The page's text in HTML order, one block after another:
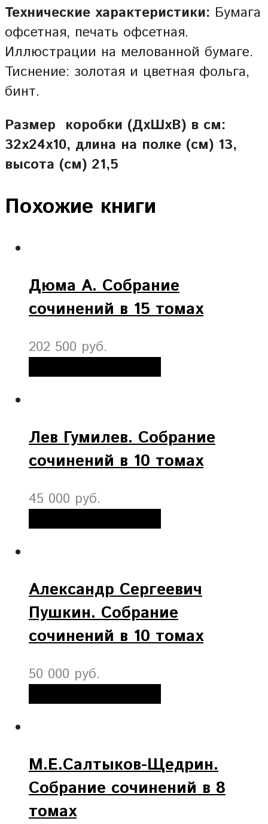
Технические характеристики: Бумага
офсетная, печать офсетная.
Иллюстрации на мелованной бумаге.
Тиснение: золотая и цветная фольга,
бинт.
Размер коробки (ДхШхВ) в см:
32х24х10, длина на полке (см) 13,
высота (см) 21,5
Похожие книги
Дюма А. Собрание
сочинений в 15 томах
202 500 руб.
Лев Гумилев. Собрание
сочинений в 10 томах
45 000 руб.
Александр Сергеевич
Пушкин. Собрание
сочинений в 10 томах
50 000 руб.
М.Е.Салтыков-Щедрин.
Собрание сочинений в 8
томах